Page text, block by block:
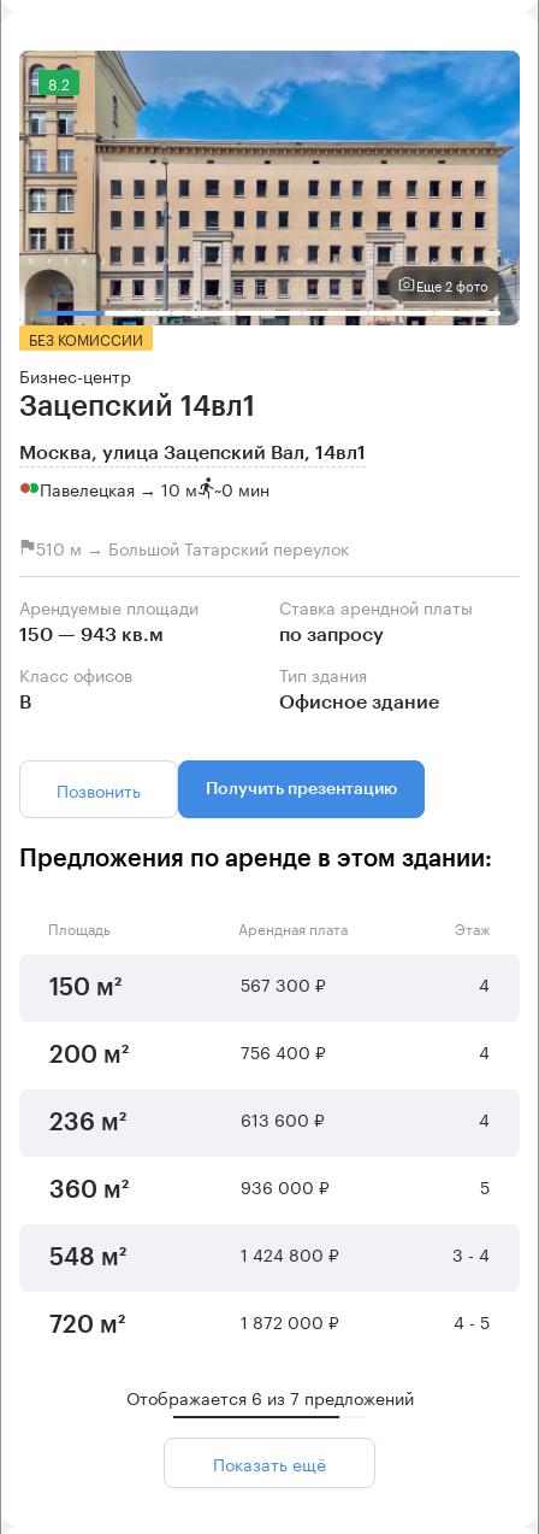
8.2
Еще 2 фото
БЕЗ КОМИССИИ
Бизнес-центр
Зацепский 14вл1
Москва, улица Зацепский Вал, 14вл1
Павелецкая → 10 м ~0 мин
510 м → Большой Татарский переулок
Арендуемые площади
150 — 943 кв.м
Ставка арендной платы
по запросу
Класс офисов
B
Тип здания
Офисное здание
Позвонить Получить презентацию
Предложения по аренде в этом здании:
Площадь Арендная плата Этаж
150 м² 567 300 ₽ 4
200 м² 756 400 ₽ 4
236 м² 613 600 ₽ 4
360 м² 936 000 ₽ 5
548 м² 1 424 800 ₽ 3 - 4
720 м² 1 872 000 ₽ 4 - 5
Отображается 6 из7 предложений
Показать ещё